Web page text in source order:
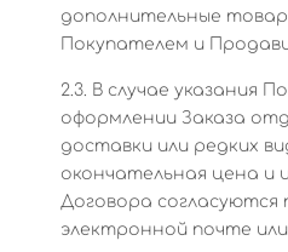
дополнительные
Покупателем и
2.3. В случае указания
оформлении Заказа
доставки или редких
окончательная цена и
Договора согласуются
электронной почте